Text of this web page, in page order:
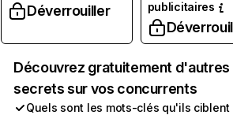
Déverrouiller
publicitaires
Découvrez gratuitement d'autres
secrets sur vos concurrents
Quels sont les mots-clés qu'ils ciblent